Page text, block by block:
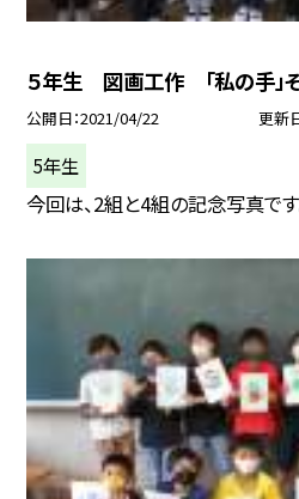
５年生 図画工作 「私の手」
公開日 2021/04/22 更新
5年生
今回は、2組と4組の記念写真です